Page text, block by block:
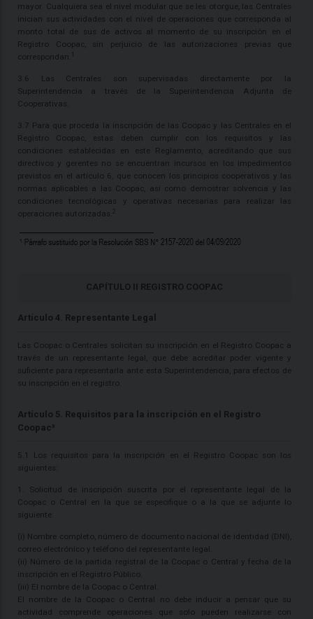
mayor. Cualquiera sea el nivel modular que se les otorgue, las Centrales
inician sus actividades con el nivel de operaciones que corresponda al
monto total de sus de activos al momento de su inscripción en el
Registro Coopac, sin perjuicio de las autorizaciones previas que
correspondan.
3.6 Las Centrales son supervisadas directamente por la
Superintendencia a través de la Superintendencia Adjunta de
Cooperativas.
3.7 Para que proceda la inscripción de las Coopac y las Centrales en el
Registro Coopac, estas deben cumplir con los requisitos y las
condiciones establecidas en este Reglamento, acreditando que sus
directivos y gerentes no se encuentran incursos en los impedimentos
previstos en el artículo 6, que conocen los principios cooperativos y las
normas aplicables a las Coopac, así como demostrar solvencia y las
condiciones tecnológicas y operativas necesarias para realizar las
operaciones autorizadas.
CAPÍTULO II REGISTRO COOPAC
Artículo 4. Representante Legal
Las Coopac o Centrales solicitan su inscripción en el Registro Coopac a
través de un representante legal, que debe acreditar poder vigente y
suficiente para representarla ante esta Superintendencia, para efectos de
su inscripción en el registro.
Artículo 5. Requisitos para la inscripción en el Registro
Coopac³
5.1 Los requisitos para la inscripción en el Registro Coopac son los
siguientes:
1. Solicitud de inscripción suscrita por el representante legal de la
Coopac o Central en la que se especifique o a la que se adjunte lo
siguiente:
(i) Nombre completo, número de documento nacional de identidad (DNI),
correo electrónico y teléfono del representante legal.
(ii) Número de la partida registral de la Coopac o Central y fecha de la
inscripción en el Registro Público.
(iii) El nombre de la Coopac o Central.
El nombre de la Coopac o Central no debe inducir a pensar que su
actividad comprende operaciones que solo pueden realizarse con